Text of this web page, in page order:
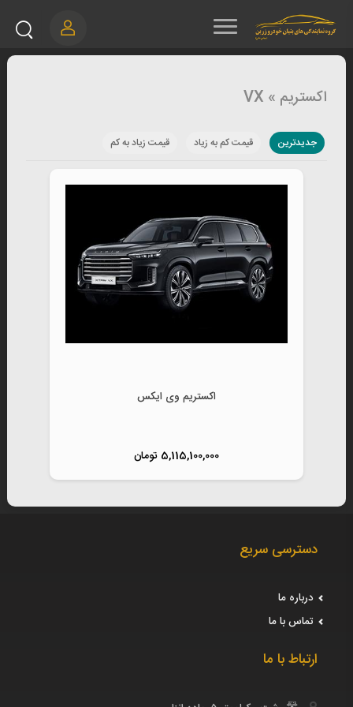
اکستریم » VX
جدیدترین قیمت کم به زیاد قیمت زیاد به کم
اکستریم وی ایکس
5,115,100,000 تومان
دسترسی سریع
درباره ما
تماس با ما
ارتباط با ما